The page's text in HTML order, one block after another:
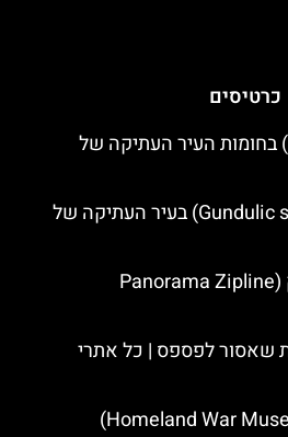
כרטיסים
שער פילה (Pile Gate) בחומות העיר העתיקה של
כיכר גונדוליץ' (Gundulic square) בעיר העתיקה של
האומגה של דוברובניק (Panorama Zipline
שאסור לפספס | כל אתרי
מוזיאון המלחמה (Homeland War Museum)